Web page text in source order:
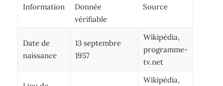
Information
Donnée
vérifiable
Source
Date de
naissance
13 septembre
1957
Wikipédia,
programme-
tv.net
Wikipédia,